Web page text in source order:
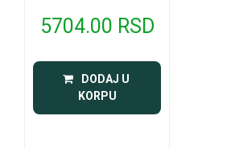
5704.00 RSD
DODAJ U
KORPU